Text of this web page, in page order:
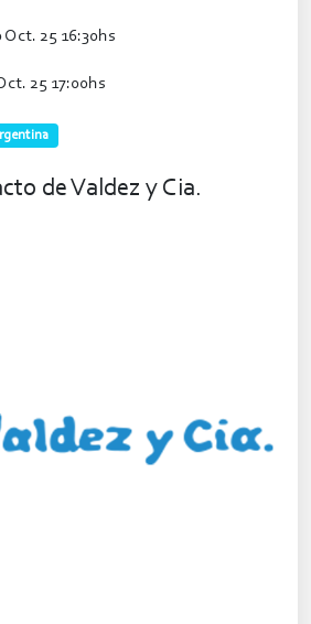
Oct. 25 16:30hs
25 17:00hs
de Valdez y Cia.